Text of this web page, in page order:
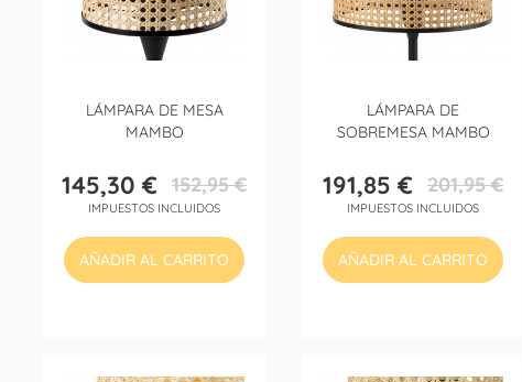
LÁMPARA DE MESA
MAMBO
Precio
145,30 €Precio
base
152,95 €
IMPUESTOS INCLUIDOS
AÑADIR AL CARRITO
LÁMPARA DE
SOBREMESA MAMBO
Precio
191,85 €Precio
base
201,95 €
IMPUESTOS INCLUIDOS
AÑADIR AL CARRITO